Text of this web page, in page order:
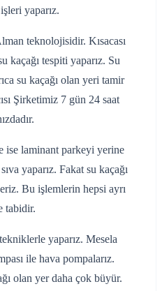
yaparız.
teknolojisidir. Kısacası
kaçağı tespiti yaparız. Su
su kaçağı olan yeri tamir
Şirketimiz 7 gün 24 saat
ise laminant parkeyi yerine
yaparız. Fakat su kaçağı
Bu işlemlerin hepsi ayrı
tabidir.
yaparız. Mesela
ile hava pompalarız.
olan yer daha çok büyür.